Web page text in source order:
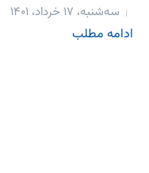
سه‌شنبه، ۱۷ خرداد، ۱۴۰۱
ادامه مطلب